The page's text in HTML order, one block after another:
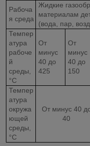
Рабоча
я среда
Жидкие
материалам
(вода, пар,
Темпер
атура
рабоче
й
среды,
°С
От
минус
40 до
425
От
минус
40 до
150
Темпер
атура
окружа
ющей
среды,
°С
От минус 40
40